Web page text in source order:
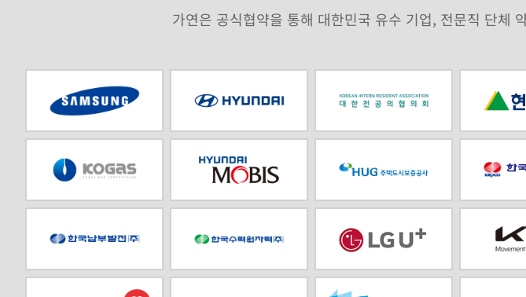
가연은 공식협약을 통해 대한민국 유수 기업, 전문직 단체